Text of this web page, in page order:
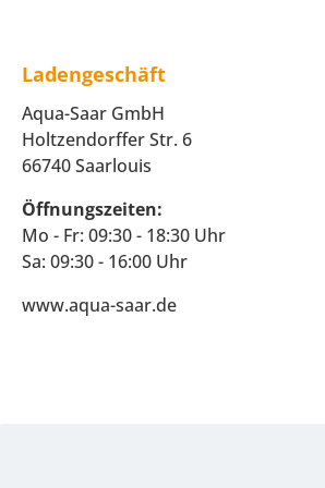
Ladengeschäft
Aqua-Saar GmbH
Holtzendorffer Str. 6
66740 Saarlouis
Öffnungszeiten:
Mo - Fr: 09:30 - 18:30 Uhr
Sa: 09:30 - 16:00 Uhr
www.aqua-saar.de